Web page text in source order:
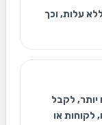
עלות, וכך
יותר, לקבל
לקוחות או